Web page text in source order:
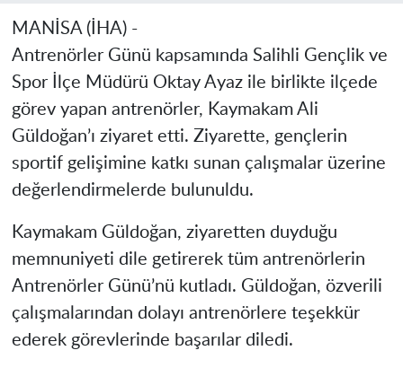
MANİSA (İHA) -
Antrenörler Günü kapsamında Salihli Gençlik ve
Spor İlçe Müdürü Oktay Ayaz ile birlikte ilçede
görev yapan antrenörler, Kaymakam Ali
Güldoğan’ı ziyaret etti. Ziyarette, gençlerin
sportif gelişimine katkı sunan çalışmalar üzerine
değerlendirmelerde bulunuldu.
Kaymakam Güldoğan, ziyaretten duyduğu
memnuniyeti dile getirerek tüm antrenörlerin
Antrenörler Günü’nü kutladı. Güldoğan, özverili
çalışmalarından dolayı antrenörlere teşekkür
ederek görevlerinde başarılar diledi.